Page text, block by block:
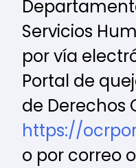
Servicios
por vía
Portal de
de Derechos
https://
o por correo